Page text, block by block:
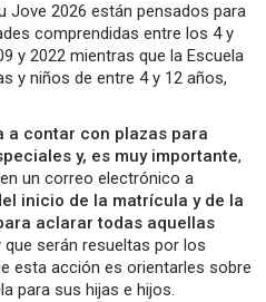
Jove 2026 están pensados para
comprendidas entre los 4 y
y 2022 mientras que la Escuela
y niños de entre 4 y 12 años,
a contar con plazas para
y, es muy importante,
un correo electrónico a
inicio de la matrícula y de la
aclarar todas aquellas
que serán resueltas por los
esta acción es orientarles sobre
para sus hijas e hijos.